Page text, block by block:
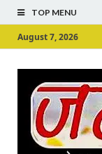
TOP MENU
August 7, 2026